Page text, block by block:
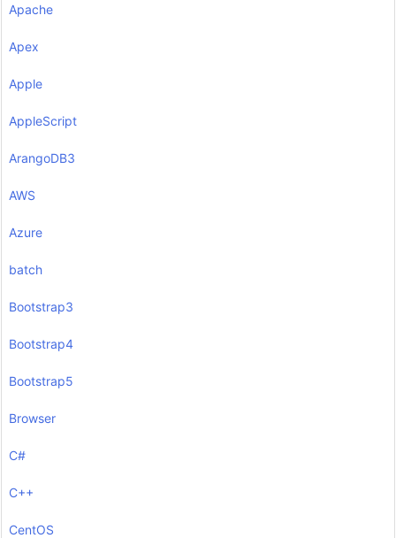
Apache
Apex
Apple
AppleScript
ArangoDB3
AWS
Azure
batch
Bootstrap3
Bootstrap4
Bootstrap5
Browser
C#
C++
CentOS